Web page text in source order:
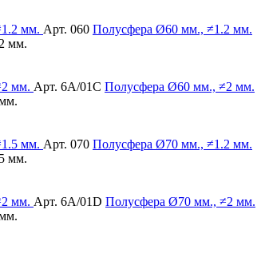
Арт. 060 Полусфера Ø60 мм., ≠1.2 мм.
мм.
Арт. 6А/01С Полусфера Ø60 мм., ≠2 мм.
Арт. 070 Полусфера Ø70 мм., ≠1.2 мм.
мм.
Арт. 6А/01D Полусфера Ø70 мм., ≠2 мм.